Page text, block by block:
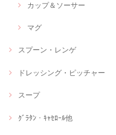
カップ＆ソーサー
マグ
スプーン・レンゲ
ドレッシング・ピッチャー
スープ
ｸﾞﾗﾀﾝ・ｷｬｾﾛｰﾙ他